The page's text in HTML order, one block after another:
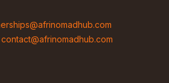
contact@afrinomadhub.com